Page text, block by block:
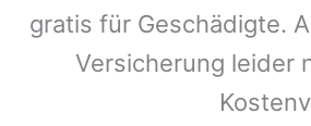
gratis für Geschädigte.
Versicherung leider